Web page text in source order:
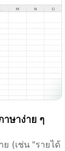
ษาง่าย ๆ
(เช่น "รายได้